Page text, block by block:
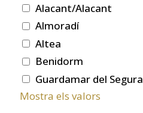
Alacant/Alacant
Almoradí
Altea
Benidorm
Guardamar del Segura
Mostra els valors